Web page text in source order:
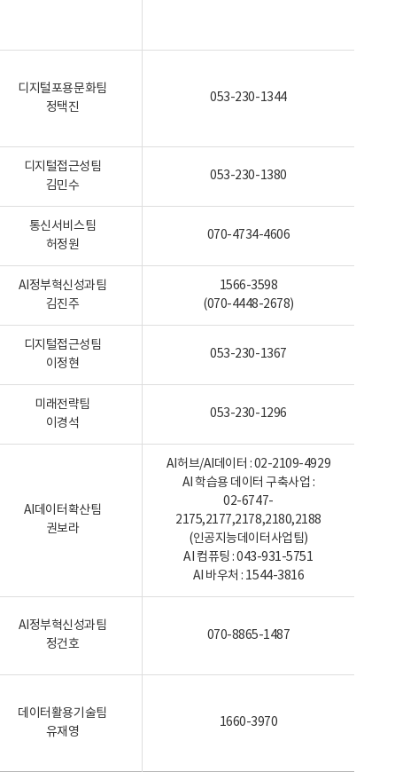
디지털포용문화팀
정택진
053-230-1344
디지털접근성팀
김민수
053-230-1380
통신서비스팀
허정원
070-4734-4606
AI정부혁신성과팀
김진주
1566-3598
(070-4448-2678)
디지털접근성팀
이정현
053-230-1367
미래전략팀
이경석
053-230-1296
AI데이터확산팀
권보라
AI허브/AI데이터 : 02-2109-4929
AI 학습용 데이터 구축사업 :
02-6747-
2175,2177,2178,2180,2188
(인공지능데이터사업팀)
AI 컴퓨팅 : 043-931-5751
AI 바우처 : 1544-3816
AI정부혁신성과팀
정건호
070-8865-1487
데이터활용기술팀
유재영
1660-3970